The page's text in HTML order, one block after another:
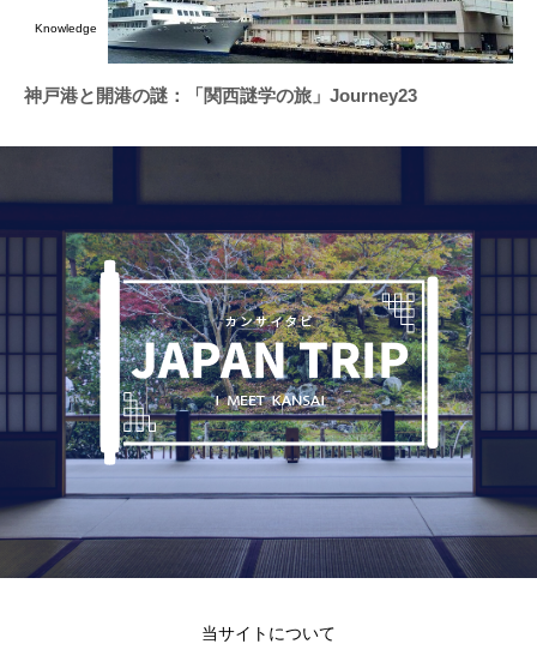
Knowledge
神戸港と開港の謎：「関西謎学の旅」Journey23
当サイトについて